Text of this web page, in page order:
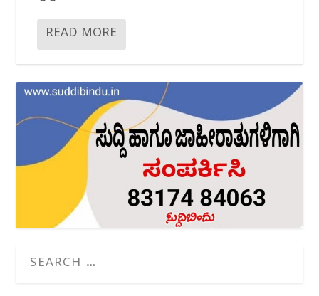
READ MORE